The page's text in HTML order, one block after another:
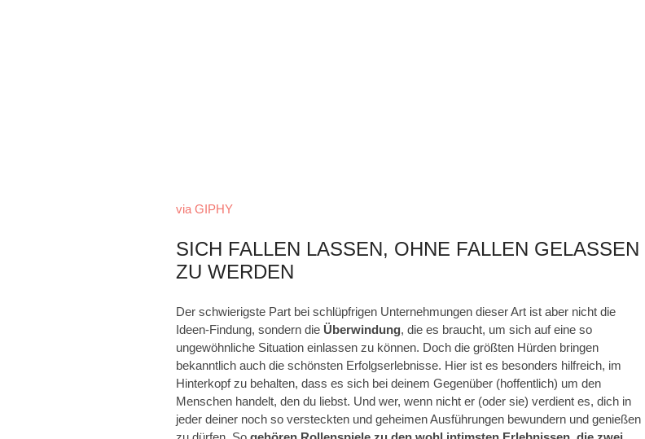
via GIPHY
SICH FALLEN LASSEN, OHNE FALLEN GELASSEN
ZU WERDEN
Der schwierigste Part bei schlüpfrigen Unternehmungen dieser Art ist aber nicht die
Ideen-Findung, sondern die Überwindung, die es braucht, um sich auf eine so
ungewöhnliche Situation einlassen zu können. Doch die größten Hürden bringen
bekanntlich auch die schönsten Erfolgserlebnisse. Hier ist es besonders hilfreich, im
Hinterkopf zu behalten, dass es sich bei deinem Gegenüber (hoffentlich) um den
Menschen handelt, den du liebst. Und wer, wenn nicht er (oder sie) verdient es, dich in
jeder deiner noch so versteckten und geheimen Ausführungen bewundern und genießen